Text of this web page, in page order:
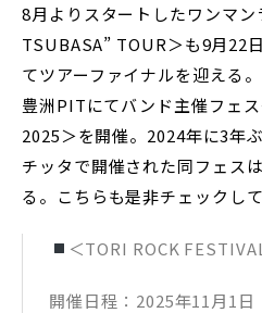
8月よりスタートしたワンマン
TSUBASA” TOUR＞も9月22
てツアーファイナルを迎える
豊洲PITにてバンド主催フェ
2025＞を開催。2024年に3年
チッタで開催された同フェス
る。こちらも是非チェックして
＜TORI ROCK
開催日程：2025年11月1日